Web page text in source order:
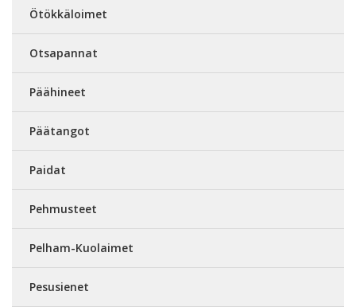
Ötökkäloimet
Otsapannat
Päähineet
Päätangot
Paidat
Pehmusteet
Pelham-Kuolaimet
Pesusienet